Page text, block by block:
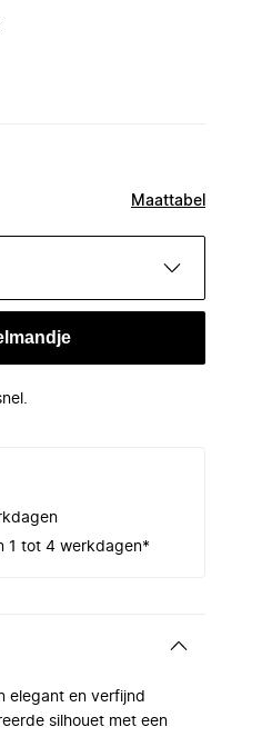
Maattabel
1 tot 4 werkdagen*
elegant en verfijnd
silhouet met een